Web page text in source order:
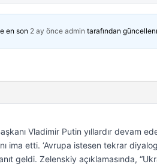
en son 2 ay önce admin tarafından
Vladimir Putin yıllardır devam
ima etti. ‘Avrupa istesen tekrar
geldi. Zelenskiy açıklamasında,